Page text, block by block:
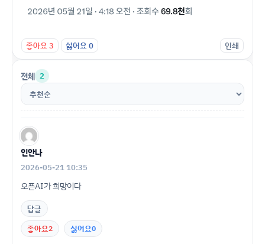
좋아요3 싫어요0 인쇄
전체 2
인안나
2026-05-21 10:35
오픈AI가 희망이다
답글
좋아요2 싫어요0